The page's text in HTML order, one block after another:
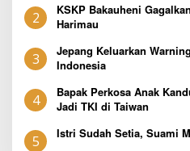
2
KSKP Bakauheni
Harimau
3
Jepang Keluarkan
Indonesia
4
Bapak Perkosa Anak
Jadi TKI di Taiwan
5 Istri Sudah Setia, Suami